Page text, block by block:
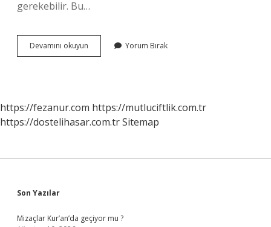
gerekebilir. Bu…
Devamını okuyun
Neden
Yorum Bırak
https://fezanur.com https://mutluciftlik.com.tr
https://dostelihasar.com.trSitemap
Sidebar
Son Yazılar
Mizaçlar Kur’an’da geçiyor mu ?